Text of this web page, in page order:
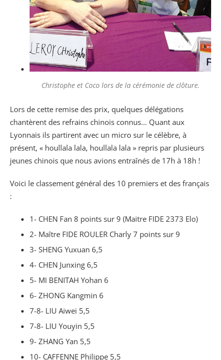
Christophe et Coco lors de la cérémonie de clôture.
Lors de cette remise des prix, quelques délégations
chantèrent des refrains chinois connus… Quant aux
Lyonnais ils partirent avec un micro sur le célèbre, à
présent, « houllala lala, houllala lala » repris par plusieurs
jeunes chinois que nous avions entraînés de 17h à 18h !
Voici le classement général des 10 premiers et des français
:
1- CHEN Fan 8 points sur 9 (Maitre FIDE 2373 Elo)
2- Maître FIDE ROULER Charly 7 points sur 9
3- SHENG Yuxuan 6,5
4- CHEN Junxing 6,5
5- MI BENITAH Yohan 6
6- ZHONG Kangmin 6
7-8- LIU Aiwei 5,5
7-8- LIU Youyin 5,5
9- ZHANG Yan 5,5
10- CAFFENNE Philippe 5,5